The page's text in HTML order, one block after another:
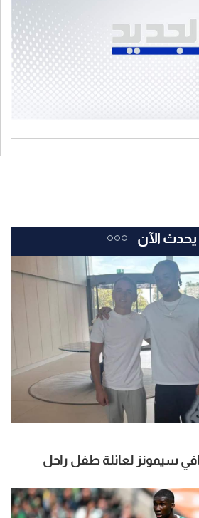
يحدث الآن
سيمونز لعائلة طفل راحل